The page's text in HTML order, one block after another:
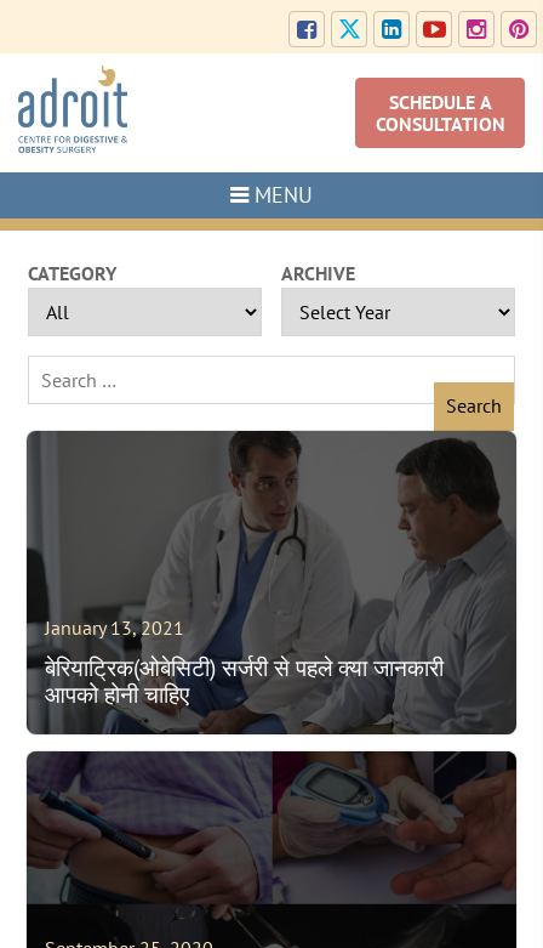
SCHEDULE A
CONSULTATION
MENU
CATEGORY ARCHIVE
for:
January 13, 2021
बेरियाट्रिक(ओबेसिटी) सर्जरी से पहले क्या जानकारी
आपको होनी चाहिए